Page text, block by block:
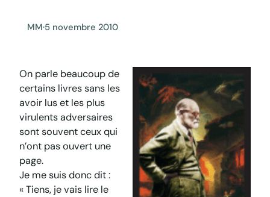
MM·5 novembre 2010
On parle beaucoup de
certains livres sans les
avoir lus et les plus
virulents adversaires
sont souvent ceux qui
n’ont pas ouvert une
page.
Je me suis donc dit :
« Tiens, je vais lire le